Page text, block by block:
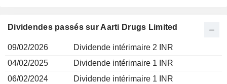
Dividendes passés sur Aarti Drugs Limited
09/02/2026
Dividende intérimaire 2 INR
04/02/2025
Dividende intérimaire 1 INR
06/02/2024
Dividende intérimaire 1 INR